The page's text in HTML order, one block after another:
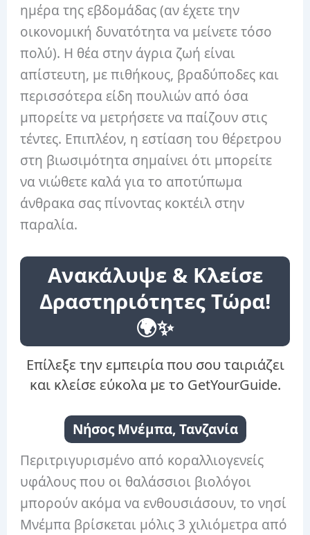
ημέρα της εβδομάδας (αν έχετε την
οικονομική δυνατότητα να μείνετε τόσο
πολύ). Η θέα στην άγρια ζωή είναι
απίστευτη, με πιθήκους, βραδύποδες και
περισσότερα είδη πουλιών από όσα
μπορείτε να μετρήσετε να παίζουν στις
τέντες. Επιπλέον, η εστίαση του θέρετρου
στη βιωσιμότητα σημαίνει ότι μπορείτε
να νιώθετε καλά για το αποτύπωμα
άνθρακα σας πίνοντας κοκτέιλ στην
παραλία.
Ανακάλυψε & Κλείσε
Δραστηριότητες Τώρα!
🌍✨
Επίλεξε την εμπειρία που σου ταιριάζει
και κλείσε εύκολα με το GetYourGuide.
Νήσος Μνέμπα, Τανζανία
Περιτριγυρισμένο από κοραλλιογενείς
υφάλους που οι θαλάσσιοι βιολόγοι
μπορούν ακόμα να ενθουσιάσουν, το νησί
Μνέμπα βρίσκεται μόλις 3 χιλιόμετρα από